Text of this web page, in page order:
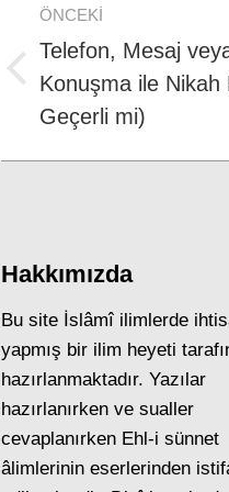
navigation
ÖNCEKI
Previous
post:
Telefon, Mesaj
Konuşma ile Nikah
Geçerli mi)
Hakkımızda
Bu site İslâmî ilimlerde
yapmış bir ilim heyeti
hazırlanmaktadır. Yazılar
hazırlanırken ve sualler
cevaplanırken Ehl-i sünnet
âlimlerinin eserlerinden